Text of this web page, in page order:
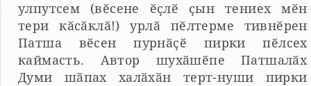
улпутсем (вӗсене ӗҫлӗ ҫын тениех мӗн
тери кӑсӑклӑ!) урлӑ пӗлтерме тивнӗрен
Патша вӗсен пурнӑҫӗ пирки пӗлсех
каймасть. Автор шухӑшӗпе Патшалӑх
Думи шӑпах халӑхӑн терт-нуши пирки